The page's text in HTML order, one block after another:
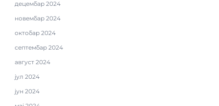
децембар 2024
новембар 2024
октобар 2024
септембар 2024
август 2024
јул 2024
јун 2024